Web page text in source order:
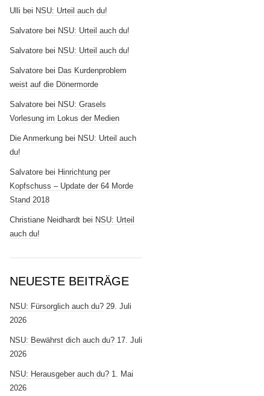
Ulli bei NSU: Urteil auch du!
Salvatore bei NSU: Urteil auch du!
Salvatore bei NSU: Urteil auch du!
Salvatore bei Das Kurdenproblem
weist auf die Dönermorde
Salvatore bei NSU: Grasels
Vorlesung im Lokus der Medien
Die Anmerkung bei NSU: Urteil auch
du!
Salvatore bei Hinrichtung per
Kopfschuss – Update der 64 Morde
Stand 2018
Christiane Neidhardt bei NSU: Urteil
auch du!
NEUESTE BEITRÄGE
NSU: Fürsorglich auch du? 29. Juli
2026
NSU: Bewährst dich auch du? 17. Juli
2026
NSU: Herausgeber auch du? 1. Mai
2026